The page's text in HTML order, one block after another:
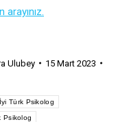
Ulubey
15 Mart 2023
Türk Psikolog
Psikolog